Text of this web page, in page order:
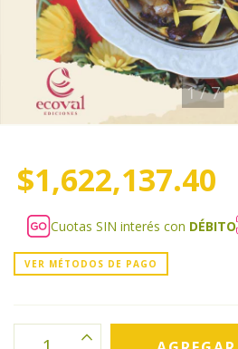
1/7
$1,622,137.40
Cuotas SIN interés con DÉBITO
VER MÉTODOS DE PAGO